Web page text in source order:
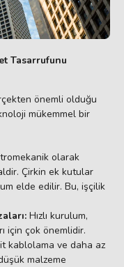
Tasarrufunu
önemli olduğu
mükemmel bir
olarak
Çirkin ek kutular
elde edilir. Bu, işçilik
Hızlı kurulum,
için çok önemlidir.
kablolama ve daha az
malzeme